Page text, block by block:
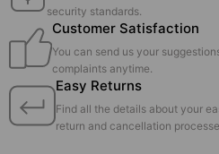
security standards.
Customer Satisfaction
You can send us your
complaints anytime.
Easy Returns
Find all the details about your
return and cancellation